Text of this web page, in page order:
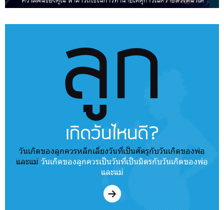
ลูก
เกิดวันไหนดี?
วันเกิดของลูกควรหลีกเลี่ยงวันที่เป็นศัตรูกับวันเกิดของพ่อ
และแม่ วันเกิดของลูกควรเป็นวันที่เป็นมิตรกับวันเกิดของพ่อ
และแม่